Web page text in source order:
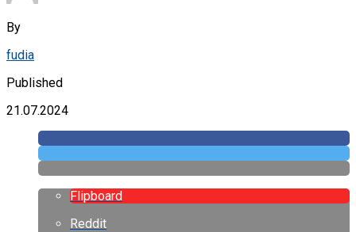
By
fudia
Published
21.07.2024
Flipboard
Reddit